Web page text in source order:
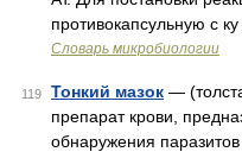
противокапсульную с
Словарь микробиологии
119 Тонкий мазок —
препарат крови,
обнаружения